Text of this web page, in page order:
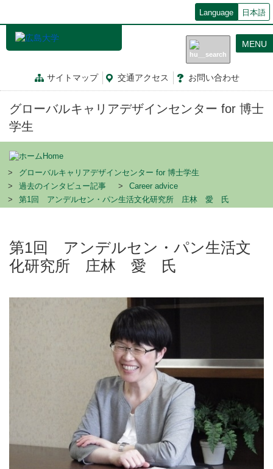
Language 日本語
サイトマップ 交通アクセス お問い合わせ
MENU
グローバルキャリアデザインセンター for 博士
学生
Home
グローバルキャリアデザインセンター for 博士学生
過去のインタビュー記事
Career advice
第1回 アンデルセン・パン生活文化研究所 庄林 愛 氏
第1回 アンデルセン・パン生活文
化研究所 庄林 愛 氏